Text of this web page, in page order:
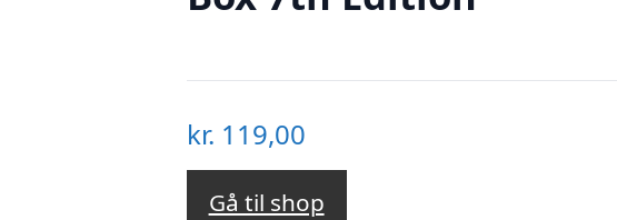
kr. 119,00
Gå til shop